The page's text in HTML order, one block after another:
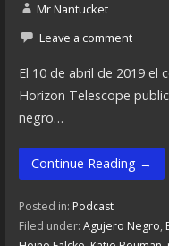
Mr Nantucket
Leave a comment
El 10 de abril de 2019 el
Horizon Telescope
negro…
Continue Reading →
Posted in: Podcast
Filed under: Agujero Negro,